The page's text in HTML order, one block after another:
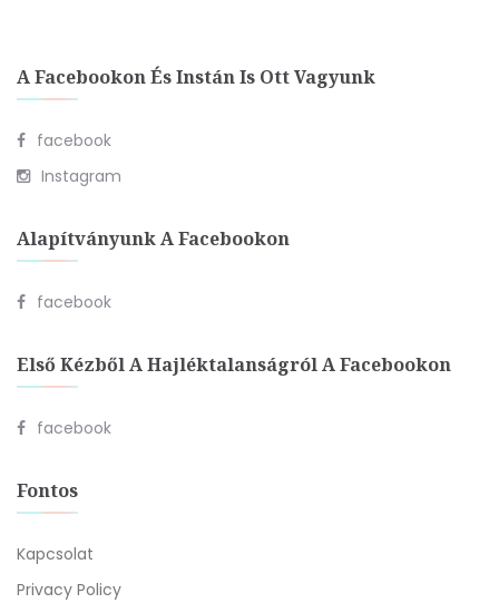
A Facebookon És Instán Is Ott Vagyunk
facebook
Instagram
Alapítványunk A Facebookon
facebook
Első Kézből A Hajléktalanságról A Facebookon
facebook
Fontos
Kapcsolat
Privacy Policy